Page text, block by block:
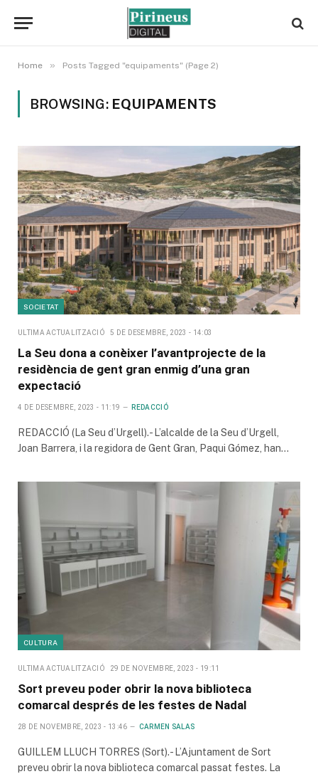
Home » Posts Tagged "equipaments" (Page 2)
BROWSING: EQUIPAMENTS
SOCIETAT
ULTIMA ACTUALITZACIÓ 5 DE DESEMBRE, 2023 - 14:03
La Seu dona a conèixer l’avantprojecte de la
residència de gent gran enmig d’una gran
expectació
4 DE DESEMBRE, 2023 - 11:19 REDACCIÓ
REDACCIÓ (La Seu d’Urgell).- L’alcalde de la Seu d’Urgell,
Joan Barrera, i la regidora de Gent Gran, Paqui Gómez, han…
CULTURA
ULTIMA ACTUALITZACIÓ 29 DE NOVEMBRE, 2023 - 19:11
Sort preveu poder obrir la nova biblioteca
comarcal després de les festes de Nadal
28 DE NOVEMBRE, 2023 - 13:46 CARMEN SALAS
GUILLEM LLUCH TORRES (Sort).- L’Ajuntament de Sort
preveu obrir la nova biblioteca comarcal passat festes. La